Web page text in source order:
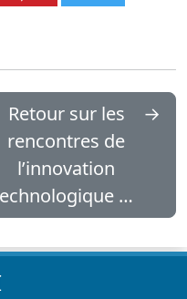
Retour sur les
rencontres de
l’innovation
du
11 mai 2017
→